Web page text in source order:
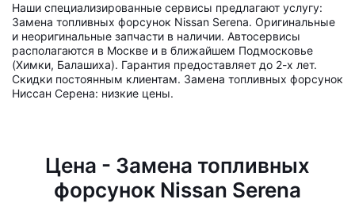
Наши специализированные сервисы предлагают услугу:
Замена топливных форсунок Nissan Serena. Оригинальные
и неоригинальные запчасти в наличии. Автосервисы
располагаются в Москве и в ближайшем Подмосковье
(Химки, Балашиха). Гарантия предоставляет до 2-х лет.
Скидки постоянным клиентам. Замена топливных форсунок
Ниссан Серена: низкие цены.
Цена - Замена топливных
форсунок Nissan Serena